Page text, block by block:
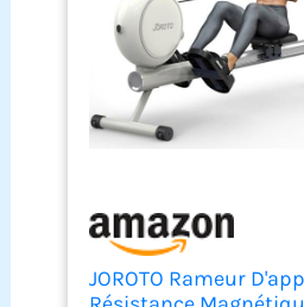
JOROTO Rameur